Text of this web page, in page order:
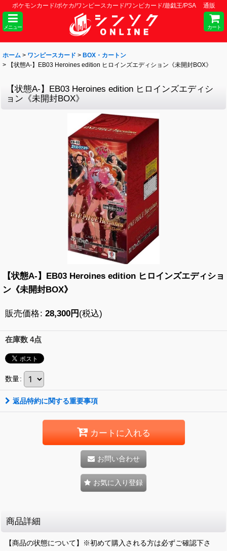
ポケモンカード/ポケカ/ワンピースカード/ワンピカード/遊戯王/PSA 通販
メニュー カート
ホーム > ワンピースカード > BOX・カートン
>
【状態A-】EB03 Heroines edition ヒロインズエディション《未開封BOX》
【状態A-】EB03 Heroines edition ヒロインズエディシ
ョン《未開封BOX》
【状態A-】EB03 Heroines edition ヒロインズエディショ
ン《未開封BOX》
販売価格: 28,300円 (税込)
在庫数 4点
数量:
返品特約に関する重要事項
カートに入れる
お問い合わせ
お気に入り登録
商品詳細
【商品の状態について】※初めて購入される方は必ずご確認下さ